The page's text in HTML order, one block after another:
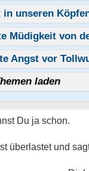
in unseren
Müdigkeit von
Angst vor
laden
Du ja schon.
überlastet und sagt